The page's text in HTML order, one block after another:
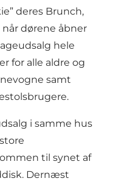
deres Brunch,
dørene åbner
hele
for alle aldre og
samt
i samme hus
til synet af
Dernæst